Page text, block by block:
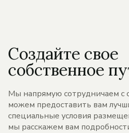
Создайте свое
собственное
Мы напрямую сотрудничаем с
можем предоставить вам
специальные условия
мы расскажем вам